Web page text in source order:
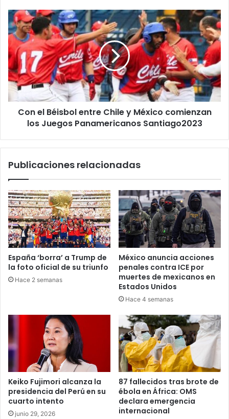
en
Valdivia
Con
el
Béisbol
entre
Chile
y
México
comienzan
los
Juegos
Panamericanos
Con el Béisbol entre Chile y México comienzan
los Juegos Panamericanos Santiago2023
Publicaciones relacionadas
España ‘borra’ a Trump de
la foto oficial de su triunfo
Hace 2 semanas
México anuncia acciones
penales contra ICE por
muertes de mexicanos en
Estados Unidos
Hace 4 semanas
Keiko Fujimori alcanza la
presidencia del Perú en su
cuarto intento
junio 29, 2026
87 fallecidos tras brote de
ébola en África: OMS
declara emergencia
internacional